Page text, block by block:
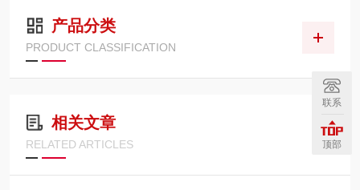
产品分类
PRODUCT CLASSIFICATION
相关文章
RELATED ARTICLES
联系
顶部